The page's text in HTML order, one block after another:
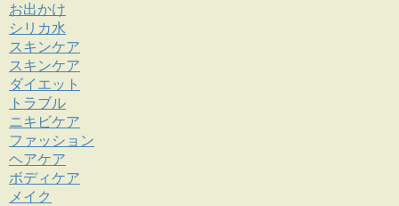
お出かけ
シリカ水
スキンケア
スキンケア
ダイエット
トラブル
ニキビケア
ファッション
ヘアケア
ボディケア
メイク